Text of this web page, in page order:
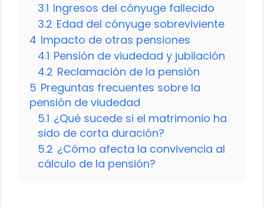
3.1 Ingresos del cónyuge fallecido
3.2 Edad del cónyuge sobreviviente
4 Impacto de otras pensiones
4.1 Pensión de viudedad y jubilación
4.2 Reclamación de la pensión
5 Preguntas frecuentes sobre la
pensión de viudedad
5.1 ¿Qué sucede si el matrimonio ha
sido de corta duración?
5.2 ¿Cómo afecta la convivencia al
cálculo de la pensión?